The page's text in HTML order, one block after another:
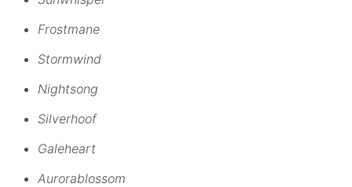
Frostmane
Stormwind
Nightsong
Silverhoof
Galeheart
Aurorablossom